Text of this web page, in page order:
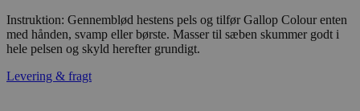
Instruktion: Gennemblød hestens pels og tilfør Gallop Colour enten
med hånden, svamp eller børste. Masser til sæben skummer godt i
hele pelsen og skyld herefter grundigt.
Levering & fragt